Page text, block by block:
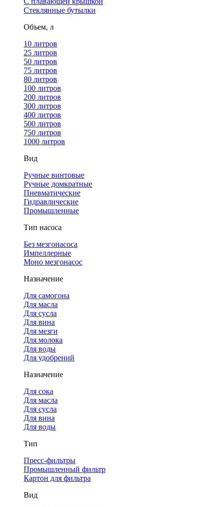
Стеклянные бутылки
Объем, л
10 литров
25 литров
50 литров
75 литров
80 литров
100 литров
200 литров
300 литров
400 литров
500 литров
750 литров
1000 литров
Вид
Ручные винтовые
Ручные домкратные
Пневматические
Гидравлические
Промышленные
Тип насоса
Без мезгонасоса
Импеллерные
Моно мезгонасос
Назначение
Для самогона
Для масла
Для сусла
Для вина
Для мезги
Для молока
Для воды
Для удобрений
Назначение
Для сока
Для масла
Для сусла
Для вина
Для воды
Тип
Пресс-фильтры
Промышленный фильтр
Картон для фильтра
Вид